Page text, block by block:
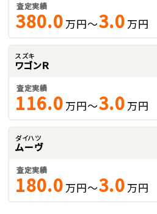
査定実績
380.0 万円～3.0 万円
スズキ
ワゴンＲ
査定実績
116.0 万円～3.0 万円
ダイハツ
ムーヴ
査定実績
180.0 万円～3.0 万円